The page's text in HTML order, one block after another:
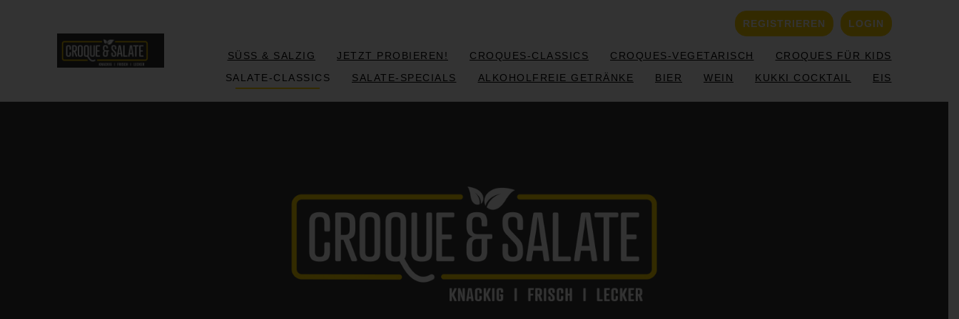
REGISTRIEREN LOGIN
SÜSS & SALZIG JETZT PROBIEREN! CROQUES-CLASSICS CROQUES-VEGETARISCH
CROQUES FÜR KIDS
SALATE-CLASSICS
SALATE-SPECIALS ALKOHOLFREIE GETRÄNKE BIER WEIN KUKKI COCKTAIL EIS